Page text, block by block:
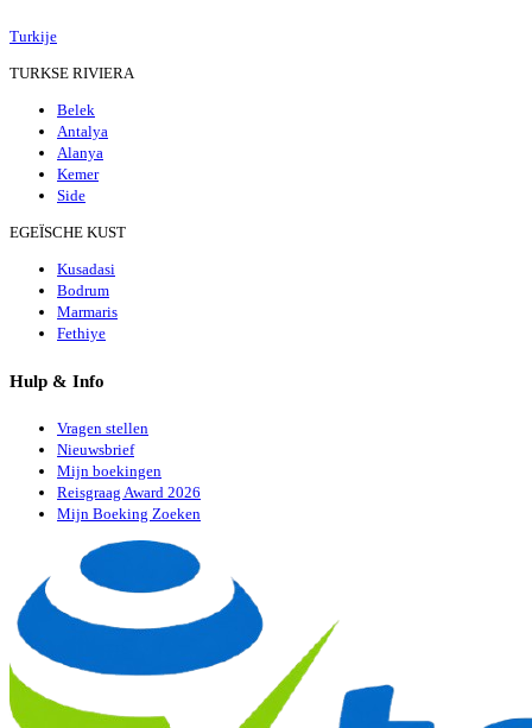
Turkije
TURKSE RIVIERA
Belek
Antalya
Alanya
Kemer
Side
EGEÏSCHE KUST
Kusadasi
Bodrum
Marmaris
Fethiye
Hulp & Info
Vragen stellen
Nieuwsbrief
Mijn boekingen
Reisgraag Award 2026
Mijn Boeking Zoeken